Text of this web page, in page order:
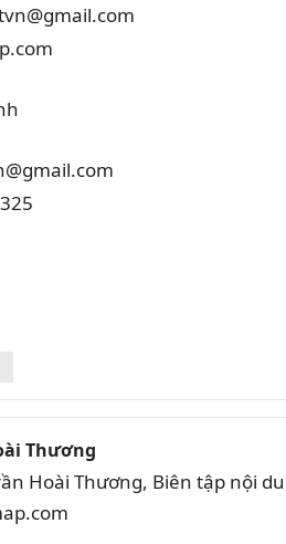
Thương
Hoài Thương, Biên tập nội